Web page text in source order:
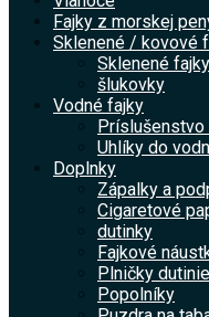
Fajky z morskej
Sklenené / kovové
Sklenené
šlukovky
Vodné fajky
Príslušenstvo
Uhlíky do
Doplnky
Zápalky a
Cigaretové
dutinky
Fajkové
Plničky
Popolníky